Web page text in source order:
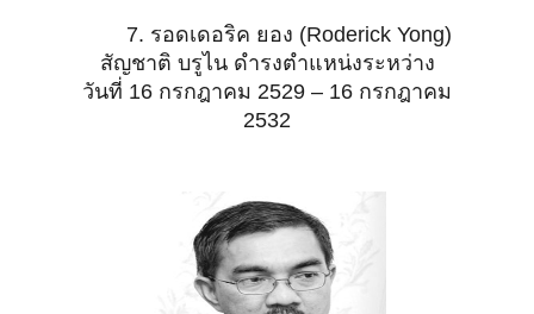
7. รอดเดอริค ยอง (Roderick Yong)
สัญชาติ บรูไน ดำรงตำแหน่งระหว่าง
วันที่ 16 กรกฎาคม 2529 – 16 กรกฎาคม
2532